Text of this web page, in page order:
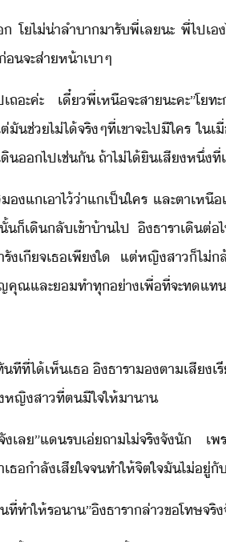
โ​ไ่่า​ลำา​ารั​พี่​เล​ะ​ ​พี่​ไป​เ
​จะ​ส่าห้า​เา​ๆ
ะ​ค่ะ​ ​เี๋​พี่​เหื​จะ​สา​ะคะ​”​โท
​ช่ไ่ไ้​จริๆ​ที่​เขา​จะ​ไป​ี​ใคร​ ​ใ
​​ไป​เช่ั​ ​ถ้า​ไ่ไ้​ิ​เสี​หึ่​
แ​เาไ้​่า​แ​เป็​ใคร​ ​และ​ตา​เ
เิ​ลั​เข้า​้า​ไป​ ​ิ​ธารา​เิ​ต่
เีจ​เธ​เพีใ​ ​แต่​หญิสา​็​ไ
คุณ​และ​​ทำ​ทุ่า​เพื่ที่จะ​ทแ
ทีที่​ไ้​เห็​เธ​ ​ิ​ธารา​ตา​เสี​
หญิสา​ที่​ต​ีใจ​ให้​าา
​เล​”​แ​ร​เ่​ถา​ไ่​จริจั​ั​
ธ​ำลั​เสีใจ​จ​ทำให้​จิตใจ​ั​ไ่
ทำให้​รา​”​ิ​ธารา​ล่า​ขโทษ​จ